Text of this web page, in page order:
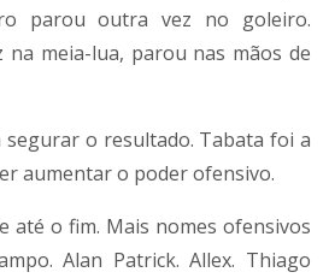
parou outra vez no goleiro.
meia-lua, parou nas mãos de
o resultado. Tabata foi a
aumentar o poder ofensivo.
até o fim. Mais nomes ofensivos
Alan Patrick. Allex. Thiago